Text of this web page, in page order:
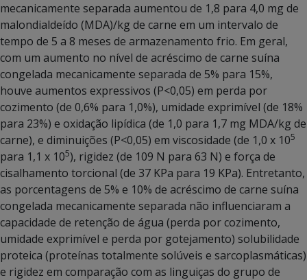
mecanicamente separada aumentou de 1,8 para 4,0 mg de
malondialdeído (MDA)/kg de carne em um intervalo de
tempo de 5 a 8 meses de armazenamento frio. Em geral,
com um aumento no nível de acréscimo de carne suína
congelada mecanicamente separada de 5% para 15%,
houve aumentos expressivos (P<0,05) em perda por
cozimento (de 0,6% para 1,0%), umidade exprimível (de 18%
para 23%) e oxidação lipídica (de 1,0 para 1,7 mg MDA/kg de
carne), e diminuições (P<0,05) em viscosidade (de 1,0 x 105
para 1,1 x 105), rigidez (de 109 N para 63 N) e força de
cisalhamento torcional (de 37 KPa para 19 KPa). Entretanto,
as porcentagens de 5% e 10% de acréscimo de carne suína
congelada mecanicamente separada não influenciaram a
capacidade de retenção de água (perda por cozimento,
umidade exprimível e perda por gotejamento) solubilidade
proteica (proteínas totalmente solúveis e sarcoplasmáticas)
e rigidez em comparação com as linguiças do grupo de